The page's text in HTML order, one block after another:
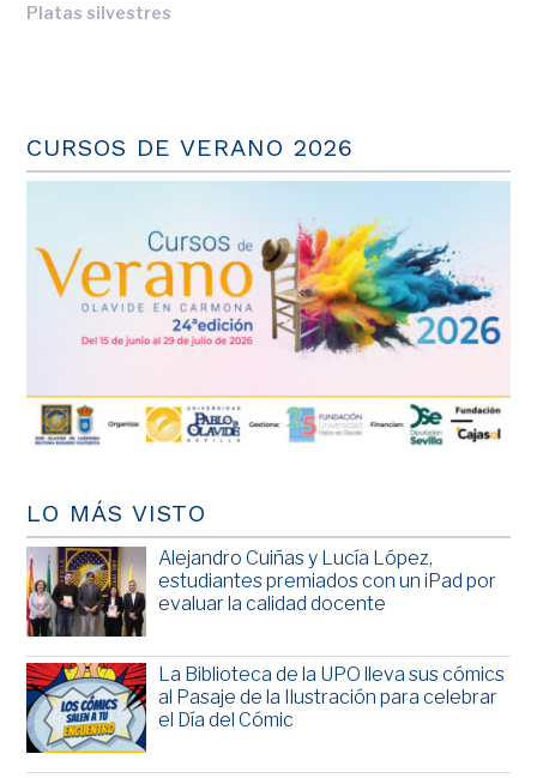
Platas silvestres
CURSOS DE VERANO 2026
LO MÁS VISTO
Alejandro Cuiñas y Lucía López,
estudiantes premiados con un iPad por
evaluar la calidad docente
La Biblioteca de la UPO lleva sus cómics
al Pasaje de la Ilustración para celebrar
el Día del Cómic